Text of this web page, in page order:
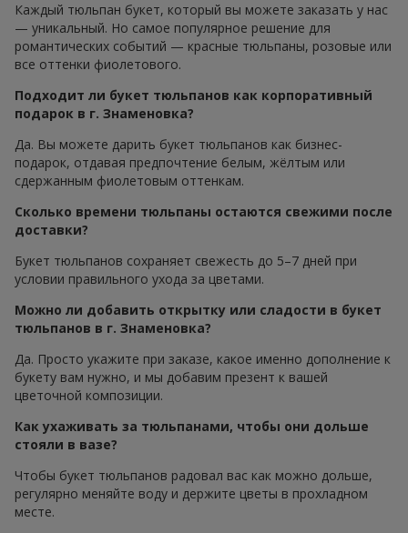
Каждый тюльпан букет, который вы можете заказать у нас
— уникальный. Но самое популярное решение для
романтических событий — красные тюльпаны, розовые или
все оттенки фиолетового.
Подходит ли букет тюльпанов как корпоративный
подарок в г. Знаменовка?
Да. Вы можете дарить букет тюльпанов как бизнес-
подарок, отдавая предпочтение белым, жёлтым или
сдержанным фиолетовым оттенкам.
Сколько времени тюльпаны остаются свежими после
доставки?
Букет тюльпанов сохраняет свежесть до 5–7 дней при
условии правильного ухода за цветами.
Можно ли добавить открытку или сладости в букет
тюльпанов в г. Знаменовка?
Да. Просто укажите при заказе, какое именно дополнение к
букету вам нужно, и мы добавим презент к вашей
цветочной композиции.
Как ухаживать за тюльпанами, чтобы они дольше
стояли в вазе?
Чтобы букет тюльпанов радовал вас как можно дольше,
регулярно меняйте воду и держите цветы в прохладном
месте.